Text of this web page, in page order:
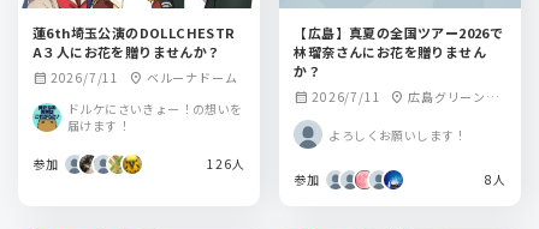
蓮6th埼玉公演のDOLLCHESTR
A３人にお花を贈りませんか？
calendar_month 2026/7/11 location_on ベルーナドーム
ドルケにさいきょー！の想いを
届けます！
参加 126人
【広島】真夏の全国ツアー2026で
林瑠奈さんにお花を贈りません
か？
calendar_month 2026/7/11 location_on 広島グリーンア
よろしくお願いします！
参加 8人